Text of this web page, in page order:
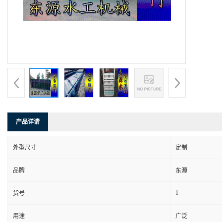
产品详请
外型尺寸 定制
品牌 东源
货号 1
用途 广泛